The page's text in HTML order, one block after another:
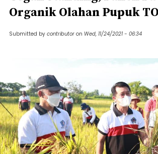
Organik Olahan Pupuk
Submitted by contributor on Wed, 11/24/2021 - 06:34